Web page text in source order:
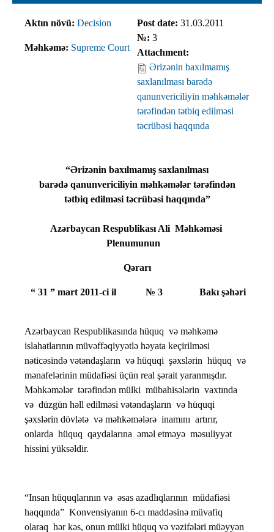
Aktın növü: Decision
Məhkəmə: Supreme Court
Post date: 31.03.2011
№: 3
Attachment:
Ərizənin baxılmamış
saxlanılması barədə
qanunvericiliyin məhkəmələr
tərəfindən tətbiq edilməsi
təcrübəsi haqqında
“Ərizənin baxılmamış saxlanılması
barədə qanunvericiliyin məhkəmələr tərəfindən
tətbiq edilməsi təcrübəsi haqqında”
Azərbaycan Respublikası Ali Məhkəməsi
Plenumunun
Qərarı
“ 31 ” mart 2011-ci il № 3 Bakı şəhəri
Azərbaycan Respublikasında hüquq və məhkəmə
islahatlarının müvəffəqiyyətlə həyata keçirilməsi
nəticəsində vətəndaşların və hüquqi şəxslərin hüquq və
mənafelərinin müdafiəsi üçün real şərait yaranmışdır.
Məhkəmələr tərəfindən mülki mübahisələrin vaxtında
və düzgün həll edilməsi vətəndaşların və hüquqi
şəxslərin dövlətə və məhkəmələrə inamını artırır,
onlarda hüquq qaydalarına əməl etməyə məsuliyyət
hissini yüksəldir.
“Insan hüquqlarının və əsas azadlıqlarının müdafiəsi
haqqında” Konvensiyanın 6-cı maddəsinə müvafiq
olaraq hər kəs, onun mülki hüquq və vəzifələri müəyyən